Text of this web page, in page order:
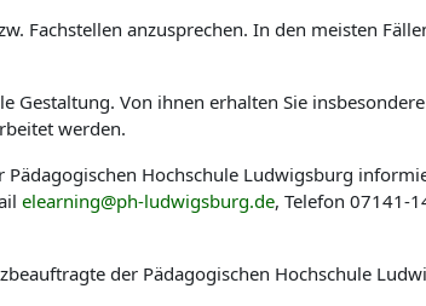
Fachstellen anzusprechen. In den meisten
Von ihnen erhalten Sie
werden.
Hochschule Ludwigsburg
elearning@ph-ludwigsburg.de, Telefon 07141-
der Pädagogischen Hochschule